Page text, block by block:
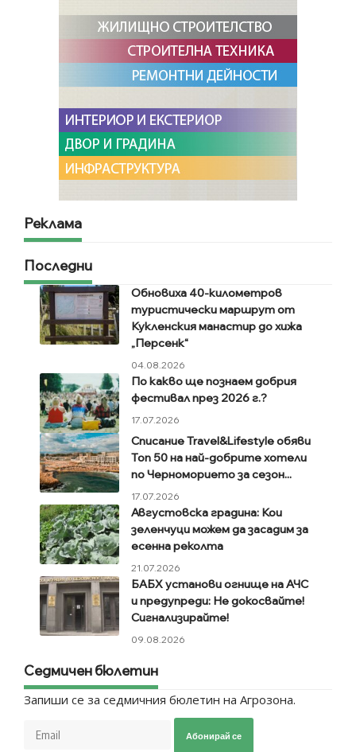
Реклама
Последни
Обновиха 40-километров
туристически маршрут от
Кукленския манастир до хижа
„Персенк“
04.08.2026
По какво ще познаем добрия
фестивал през 2026 г.?
17.07.2026
Списание Travel&Lifestyle обяви
Топ 50 на най-добрите хотели
по Черноморието за сезон...
17.07.2026
Августовска градина: Кои
зеленчуци можем да засадим за
есенна реколта
21.07.2026
БАБХ установи огнище на АЧС
и предупреди: Не докосвайте!
Сигнализирайте!
09.08.2026
Седмичен бюлетин
Запиши се за седмичния бюлетин на Агрозона.
Абонирай се